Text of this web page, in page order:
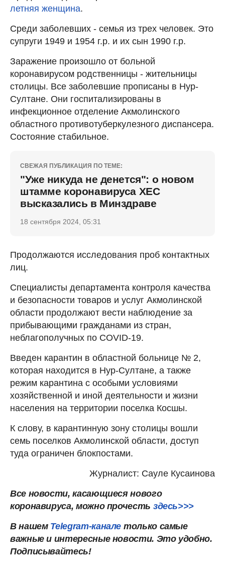
летняя женщина.
Среди заболевших - семья из трех человек. Это
супруги 1949 и 1954 г.р. и их сын 1990 г.р.
Заражение произошло от больной
коронавирусом родственницы - жительницы
столицы. Все заболевшие прописаны в Нур-
Султане. Они госпитализированы в
инфекционное отделение Акмолинского
областного противотуберкулезного диспансера.
Состояние стабильное.
СВЕЖАЯ ПУБЛИКАЦИЯ ПО ТЕМЕ:
"Уже никуда не денется": о новом
штамме коронавируса ХЕС
высказались в Минздраве
18 сентября 2024, 05:31
Продолжаются исследования проб контактных
лиц.
Специалисты департамента контроля качества
и безопасности товаров и услуг Акмолинской
области продолжают вести наблюдение за
прибывающими гражданами из стран,
неблагополучных по COVID-19.
Введен карантин в областной больнице № 2,
которая находится в Нур-Султане, а также
режим карантина с особыми условиями
хозяйственной и иной деятельности и жизни
населения на территории поселка Косшы.
К слову, в карантинную зону столицы вошли
семь поселков Акмолинской области, доступ
туда ограничен блокпостами.
Журналист: Сауле Кусаинова
Все новости, касающиеся нового
коронавируса, можно прочесть здесь>>>
В нашем Telegram-канале только самые
важные и интересные новости. Это удобно.
Подписывайтесь!